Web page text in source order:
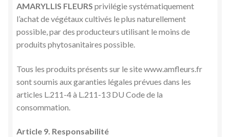
AMARYLLIS FLEURS privilégie systématiquement
l’achat de végétaux cultivés le plus naturellement
possible, par des producteurs utilisant le moins de
produits phytosanitaires possible.
Tous les produits présents sur le site www.amfleurs.fr
sont soumis aux garanties légales prévues dans les
articles L.211-4 à L.211-13 DU Code de la
consommation.
Article 9. Responsabilité